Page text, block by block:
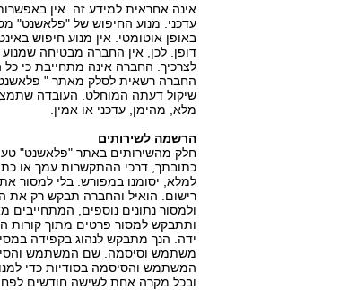
אינה אחראית למידע זה. אין
עדכני. מנוע החיפוש של "פלאשנט"
באופן אוטומטי. אין מנוע חיפוש
דופן. לכן, אין החברה מבטיחה
לצרכיך. החברה אינה מתחייבת כי כל
החברה רשאית לסלק מאתר " פלאשנט"
שיקול דעתה המוחלט. העובדה
מלא, מהימן, עדכני או אמין.
הרשמה לשירותים
חלק מהשירותים באתר "פלאשנט"
כתובתך, דרכי ההתקשרות עמך או
למלא, יסומנו במפורש. בלי למסור
רישום. הואיל והחברה תבקש רק את
ולמסור נתונים נוספים,
ותתבקש למסור פרטים מתוך קורות
ידה. הנך מתבקש לנהוג בקפידה
משתמש וסיסמה. שם המשתמש
המשתמש והסיסמה בסודיות כדי
ובכל מקרה אחת לשישה חודשים